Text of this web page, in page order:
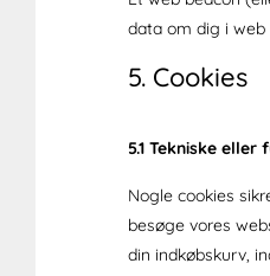
data om dig i web
5. Cookies
5.1 Tekniske
Nogle cookies
besøge vores
din indkøbskurv,